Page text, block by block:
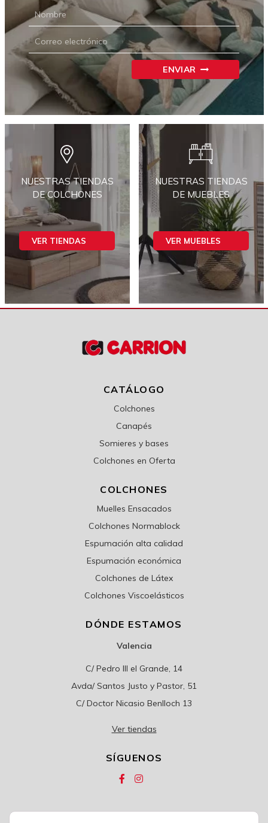
NEWSLETTER
CARRIÓN
ENVIAR
NUESTRAS TIENDAS
DE COLCHONES
VER TIENDAS
NUESTRAS TIENDAS
DE MUEBLES
VER MUEBLES
CATÁLOGO
Colchones
Canapés
Somieres y bases
Colchones en Oferta
COLCHONES
Muelles Ensacados
Colchones Normablock
Espumación alta calidad
Espumación económica
Colchones de Látex
Colchones Viscoelásticos
DÓNDE ESTAMOS
Valencia
C/ Pedro III el Grande, 14
Avda/ Santos Justo y Pastor, 51
C/ Doctor Nicasio Benlloch 13
Ver tiendas
SÍGUENOS